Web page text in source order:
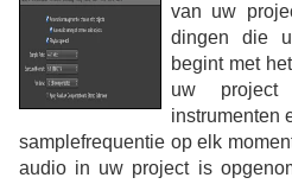
van uw
dingen die
begint met
uw project
instrumenten
samplefrequentie op elk
audio in uw project is